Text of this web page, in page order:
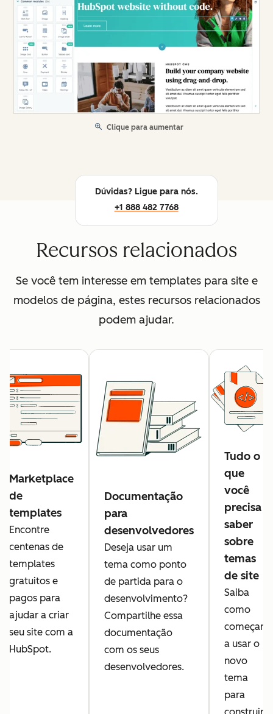
Clique para aumentar
Dúvidas? Ligue para nós.
+1 888 482 7768
Recursos relacionados
Se você tem interesse em templates para site e
modelos de página, estes recursos relacionados
podem ajudar.
Marketplace
de
templates
Encontre
centenas de
templates
gratuitos e
pagos para
ajudar a criar
seu site com a
HubSpot.
Documentação
para
desenvolvedores
Deseja usar um
tema como ponto
de partida para o
desenvolvimento?
Compartilhe essa
documentação
com os seus
desenvolvedores.
Tudo o
que
você
precisa
saber
sobre
temas
de site
Saiba
como
começar
a usar o
novo
tema
para